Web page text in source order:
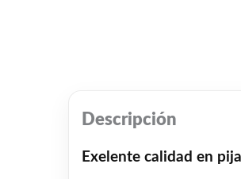
Descripción
Exelente calidad en